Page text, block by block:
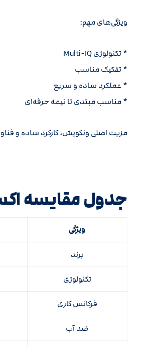
ویژگی‌های مهم:
* تکنولوژی Multi-IQ
* تفکیک مناسب
* عملکرد ساده و سریع
* مناسب مبتدی تا نیمه حرفه‌ای
مزیت اصلی ونکویش، کارکرد ساده و
جدول مقایسه
ویژگی
برند
تکنولوژی
فرکانس کاری
ضد آب